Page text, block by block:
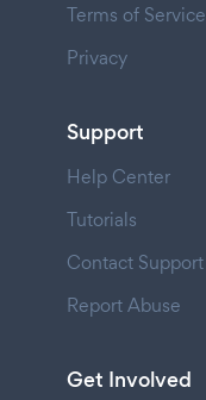
Terms of Service
Privacy
Support
Help Center
Tutorials
Contact Support
Report Abuse
Get Involved